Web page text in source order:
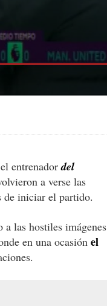
entrenadordel
a verse las
de iniciar el partido.
a las hostiles imágenes
en una ocasión el